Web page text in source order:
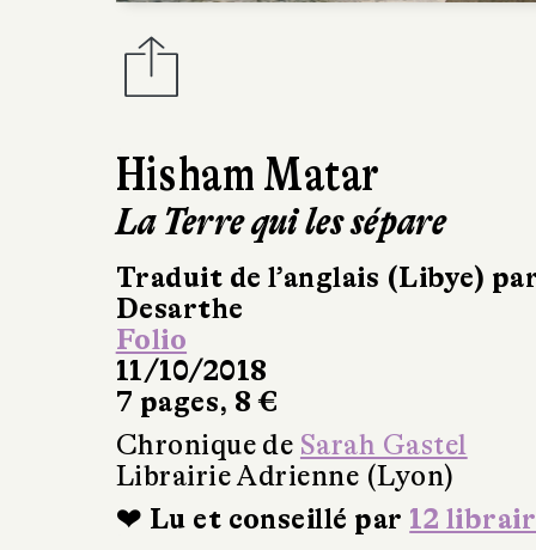
Hisham Matar
La Terre qui les sépare
Traduit de l’anglais (Libye)
Desarthe
Folio
11/10/2018
7 pages, 8 €
Chronique de Sarah Gastel
Librairie Adrienne (Lyon)
❤ Lu et conseillé par 12